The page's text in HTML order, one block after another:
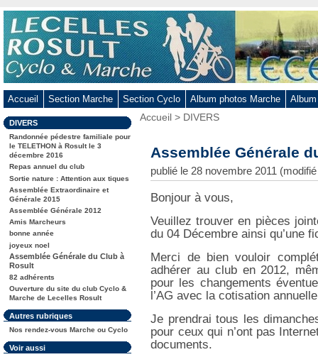
Aller
au
contenu
-
Aller
menu
principal
-
Aller
à
la
recherche
Accueil Section Marche Section Cyclo Album photos Marche
Dans
la
rubrique
:
DIVERS
Randonnée pédestre familiale pour
le TELETHON à Rosult le 3
décembre 2016
Repas annuel du club
Sortie nature : Attention aux tiques
Assemblée Extraordinaire et
Générale 2015
Assemblée Générale 2012
Amis Marcheurs
bonne année
joyeux noel
Assemblée Générale du Club à
Rosult
82 adhérents
Ouverture du site du club Cyclo &
Marche de Lecelles Rosult
Autres rubriques
Nos rendez-vous Marche ou Cyclo
Voir aussi
Vous
Accueil > DIVERS
Assemblée Générale
publié le 28 novembre 2011
Bonjour à vous,
Veuillez trouver en pièces
du 04 Décembre ainsi qu’une
Merci de bien vouloir
adhérer au club en 2012,
pour les changements
l’AG avec la cotisation
Je prendrai tous les
pour ceux qui n’ont pas
documents.